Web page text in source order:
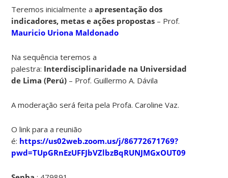
Teremos inicialmente aapresentação dos
indicadores, metas e ações propostas – Prof.
Mauricio Uriona Maldonado
Na sequência teremos a
palestra: Interdisciplinaridade na Universidad
de Lima (Perú) – Prof. Guillermo A. Dávila
A moderação será feita pela Profa. Caroline Vaz.
O link para a reunião
é: https://us02web.zoom.us/j/86772671769?
pwd=TUpGRnEzUFFJbVZlbzBqRUNJMGxOUT09